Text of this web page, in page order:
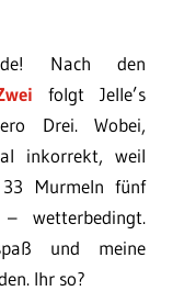
Nach den
folgt Jelle’s
Drei. Wobei,
inkorrekt, weil
Murmeln fünf
wetterbedingt.
und meine
Ihr so?